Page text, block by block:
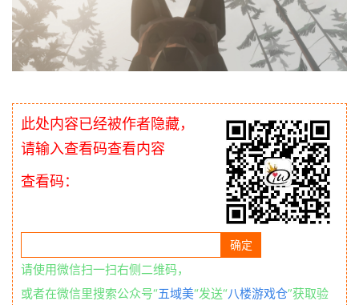
此处内容已经被作者隐藏，
请输入查看码查看内容
查看码：
请使用微信扫一扫右侧二维码，
或者在微信里搜索公众号“五域美“发送“八楼游戏仓”获取验